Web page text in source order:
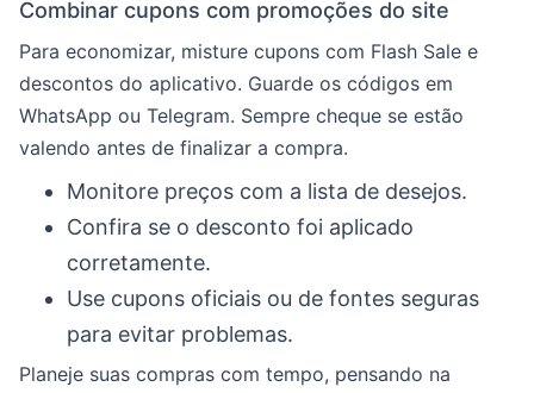
Combinar cupons com promoções do site
Para economizar, misture cupons com Flash Sale e
descontos do aplicativo. Guarde os códigos em
WhatsApp ou Telegram. Sempre cheque se estão
valendo antes de finalizar a compra.
Monitore preços com a lista de desejos.
Confira se o desconto foi aplicado
corretamente.
Use cupons oficiais ou de fontes seguras
para evitar problemas.
Planeje suas compras com tempo, pensando na